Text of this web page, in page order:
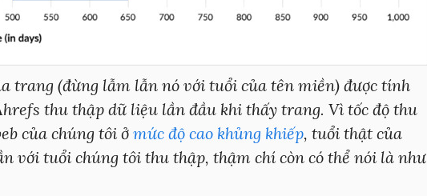
trang (đừng lẫm lẫn nó với tuổi của tên miền) được tính
thu thập dữ liệu lần đầu khi thấy trang. Vì tốc độ thu
của chúng tôi ở mức độ cao khủng khiếp, tuổi thật của
với tuổi chúng tôi thu thập, thậm chí còn có thể nói là như